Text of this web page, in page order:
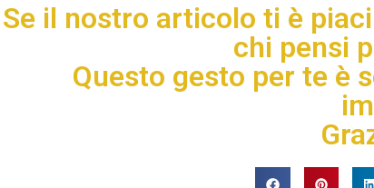
Se il nostro articolo ti è
chi pensi
Questo gesto per te è